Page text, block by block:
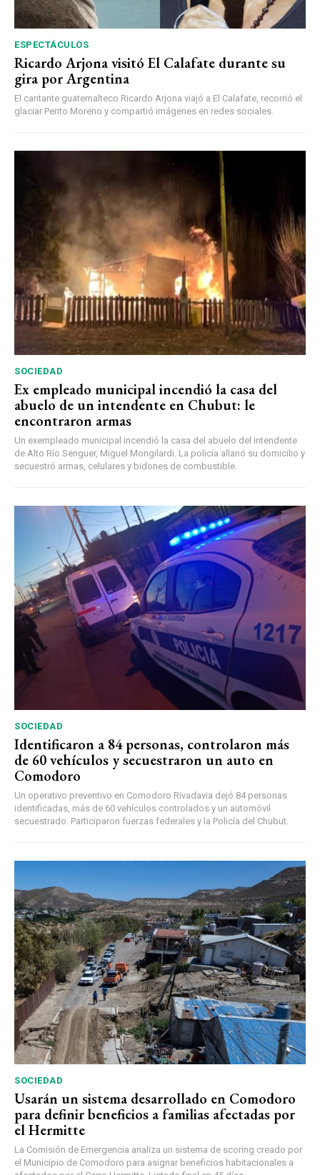
ESPECTÁCULOS
Ricardo Arjona visitó El Calafate durante su
gira por Argentina
El cantante guatemalteco Ricardo Arjona viajó a El Calafate, recorrió el
glaciar Perito Moreno y compartió imágenes en redes sociales.
SOCIEDAD
Ex empleado municipal incendió la casa del
abuelo de un intendente en Chubut: le
encontraron armas
Un exempleado municipal incendió la casa del abuelo del intendente
de Alto Río Senguer, Miguel Mongilardi. La policía allanó su domicilio y
secuestró armas, celulares y bidones de combustible.
SOCIEDAD
Identificaron a 84 personas, controlaron más
de 60 vehículos y secuestraron un auto en
Comodoro
Un operativo preventivo en Comodoro Rivadavia dejó 84 personas
identificadas, más de 60 vehículos controlados y un automóvil
secuestrado. Participaron fuerzas federales y la Policía del Chubut.
SOCIEDAD
Usarán un sistema desarrollado en Comodoro
para definir beneficios a familias afectadas por
el Hermitte
La Comisión de Emergencia analiza un sistema de scoring creado por
el Municipio de Comodoro para asignar beneficios habitacionales a